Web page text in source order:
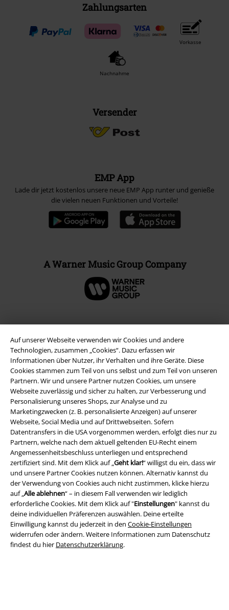
Auf unserer Webseite verwenden wir Cookies und andere
Technologien, zusammen „Cookies“. Dazu erfassen wir
Informationen über Nutzer, ihr Verhalten und ihre Geräte. Diese
Cookies stammen zum Teil von uns selbst und zum Teil von unseren
Partnern. Wir und unsere Partner nutzen Cookies, um unsere
Webseite zuverlässig und sicher zu halten, zur Verbesserung und
Personalisierung unseres Shops, zur Analyse und zu
Marketingzwecken (z. B. personalisierte Anzeigen) auf unserer
Webseite, Social Media und auf Drittwebseiten. Sofern
Datentransfers in die USA vorgenommen werden, erfolgt dies nur zu
Partnern, welche nach dem aktuell geltenden EU-Recht einem
Angemessenheitsbeschluss unterliegen und entsprechend
zertifiziert sind. Mit dem Klick auf „Geht klar!“ willigst du ein, dass wir
und unsere Partner Cookies nutzen können. Alternativ kannst du
der Verwendung von Cookies auch nicht zustimmen, klicke hierzu
auf „Alle ablehnen“ – in diesem Fall verwenden wir lediglich
erforderliche Cookies. Mit dem Klick auf "Einstellungen" kannst du
deine individuellen Präferenzen auswählen. Deine erteilte
Einwilligung kannst du jederzeit in den Cookie-Einstellungen
widerrufen oder ändern. Weitere Informationen zum Datenschutz
findest du hier Datenschutzerklärung.
Zahlungsarten
Vorkasse
Nachnahme
Versender
EMP App
Lade dir jetzt kostenlos unsere neue EMP App runter und genieße
die vielen neuen Funktionen und Vorteile!
A Warner Music Group Company
Rechtliches
AGB
Impressum
Datenschutz
Entsorgung und Umweltschutz
Konformitätserklärung
Information zur Barrierefreiheit